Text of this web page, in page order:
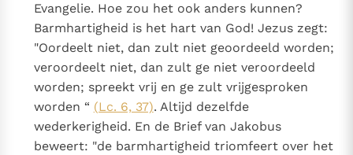
een taak"
Paus in Pavia: St. Augustinus toont ons de noodzaak om
"naar het innerlijk" toe te keren.
RK Documenten stelt heel veel belangrijke
kerkelijke documenten van de Rooms
Katholieke Kerk in het Nederlands beschikbaar
en is volledig afhankelijk van donaties.
Evangelie. Hoe zou het ook anders kunnen?
Barmhartigheid is het hart van God! Jezus zegt:
"Oordeelt niet, dan zult niet geoordeeld worden;
veroordeelt niet, dan zult ge niet veroordeeld
worden; spreekt vrij en ge zult vrijgesproken
worden “ (Lc. 6, 37). Altijd dezelfde
wederkerigheid. En de Brief van Jakobus
beweert: "de barmhartigheid triomfeert over het